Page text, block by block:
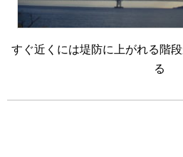
すぐ近くには堤防に上がれる階
る